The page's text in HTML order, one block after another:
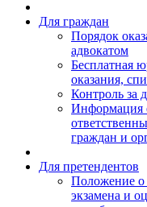
Для граждан
Порядок
адвокатом
Бесплатная
оказания,
Контроль за
Информация
граждан и
Для претендентов
Положение о
экзамена и